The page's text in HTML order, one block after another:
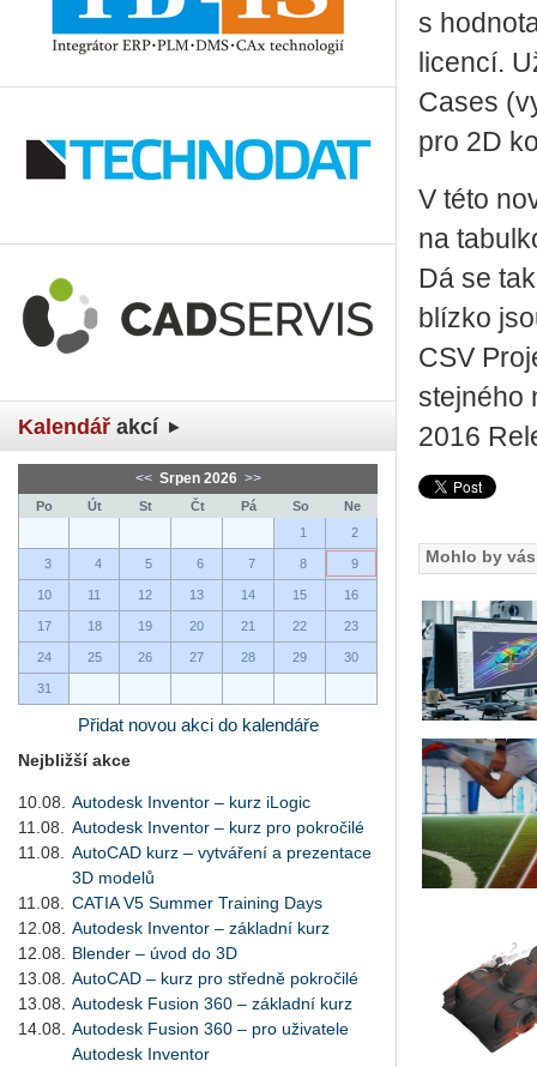
Kalendář akcí
<< Srpen 2026 >>
Po Út St Čt Pá So
Ne
1
2
3 4 5 6 7 8 9
10 11 12 13 14 15 16
17 18 19 20 21 22 23
24 25 26 27 28 29 30
31
Přidat novou akci do kalendáře
Nejbližší akce
10.08.
Autodesk Inventor – kurz iLogic
11.08.
Autodesk Inventor – kurz pro pokročilé
11.08.
AutoCAD kurz – vytváření a prezentace
3D modelů
11.08.
CATIA V5 Summer Training Days
12.08.
Autodesk Inventor – základní kurz
12.08.
Blender – úvod do 3D
13.08.
AutoCAD – kurz pro středně pokročilé
13.08.
Autodesk Fusion 360 – základní kurz
14.08.
Autodesk Fusion 360 – pro uživatele
Autodesk Inventor
s
licencí.
Cases
pro 2D
V této
na
Dá se
blízko
CSV
stejného
2016
Mohlo by